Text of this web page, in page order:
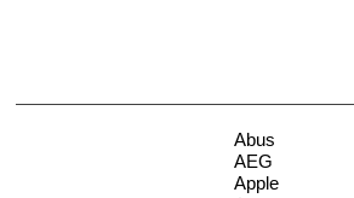
Abus
AEG
Apple